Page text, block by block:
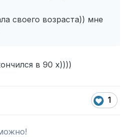
своего возраста)) мне
в 90 х))))
1